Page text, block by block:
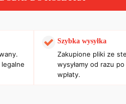
Szybka wysyłka
Zakupione pliki ze
wysyłamy od razu
wpłaty.